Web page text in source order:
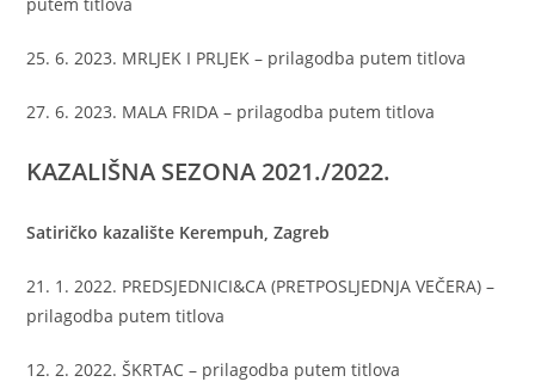
25. 6. 2023. MRLJEK I PRLJEK – prilagodba putem titlova
27. 6. 2023. MALA FRIDA – prilagodba putem titlova
KAZALIŠNA SEZONA 2021./2022.
Satiričko kazalište Kerempuh, Zagreb
21. 1. 2022. PREDSJEDNICI&CA (PRETPOSLJEDNJA VEČERA) –
prilagodba putem titlova
12. 2. 2022. ŠKRTAC – prilagodba putem titlova